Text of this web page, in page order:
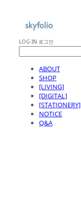
LOG IN 로그인
ABOUT
SHOP
[LIVING]
[DIGITAL]
[STATIONERY]
NOTICE
Q&A